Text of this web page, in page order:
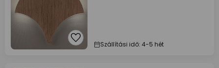
Szállítási idő: 4-5 hét